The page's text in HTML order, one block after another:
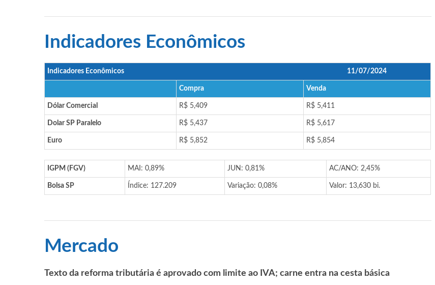
Indicadores Econômicos
Indicadores Econômicos 11/07/2024
Compra Venda
Dólar Comercial R$ 5,409 R$ 5,411
Dolar SP Paralelo R$ 5,437 R$ 5,617
Euro R$ 5,852 R$ 5,854
IGPM (FGV) MAI: 0,89% JUN: 0,81% AC/ANO: 2,45%
Bolsa SP Índice: 127.209 Variação: 0,08% Valor: 13,630 bi.
Mercado
Texto da reforma tributária é aprovado com limite ao IVA; carne entra na cesta básica